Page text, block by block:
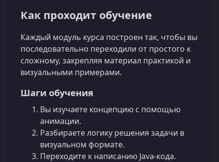
Как проходит обучение
Каждый модуль курса построен так, чтобы вы
последовательно переходили от простого к
сложному, закрепляя материал практикой и
визуальными примерами.
Шаги обучения
Вы изучаете концепцию с помощью
анимации.
Разбираете логику решения задачи в
визуальном формате.
Переходите к написанию Java‑кода.